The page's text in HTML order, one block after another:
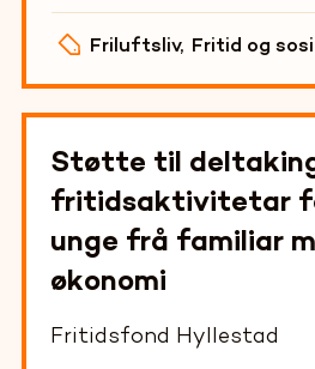
Friluftsliv, Fritid og
Støtte til
fritidsaktivitetar
unge frå familiar
økonomi
Fritidsfond Hyllestad